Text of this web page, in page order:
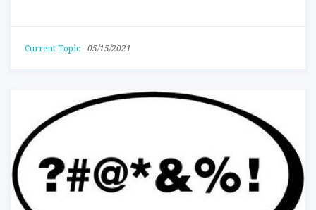
Current Topic - 05/15/2021